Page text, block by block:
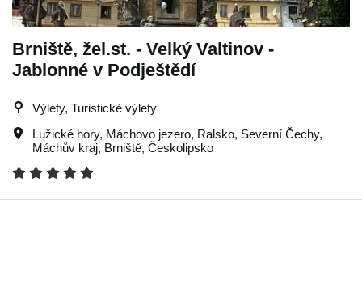
Brniště, žel.st. - Velký Valtinov -
Jablonné v Podještědí
Výlety, Turistické výlety
Lužické hory, Máchovo jezero, Ralsko, Severní Čechy,
Máchův kraj, Brniště, Českolipsko